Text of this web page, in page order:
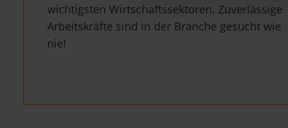
wichtigsten Wirtschaftssektoren. Zuverlässige
Arbeitskräfte sind in der Branche gesucht wie
nie!